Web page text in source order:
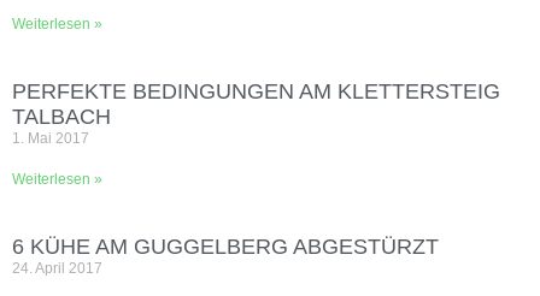
Weiterlesen »
PERFEKTE BEDINGUNGEN AM KLETTERSTEIG
TALBACH
1. Mai 2017
Weiterlesen »
6 KÜHE AM GUGGELBERG ABGESTÜRZT
24. April 2017